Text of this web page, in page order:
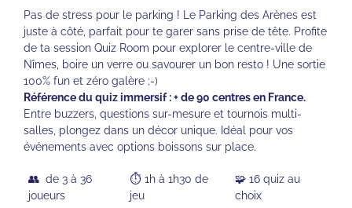
Pas de stress pour le parking ! Le Parking des Arènes est
juste à côté, parfait pour te garer sans prise de tête. Profite
de ta session Quiz Room pour explorer le centre-ville de
Nîmes, boire un verre ou savourer un bon resto ! Une sortie
100% fun et zéro galère ;-)
Référence du quiz immersif : + de 90 centres en France.
Entre buzzers, questions sur-mesure et tournois multi-
salles, plongez dans un décor unique. Idéal pour vos
événements avec options boissons sur place.
👥 de 3 à 36
joueurs
⏱️ 1h à 1h30 de
jeu
🧩 16 quiz au
choix